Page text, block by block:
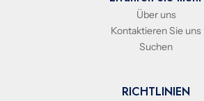
Über uns
Kontaktieren Sie uns
Suchen
RICHTLINIEN